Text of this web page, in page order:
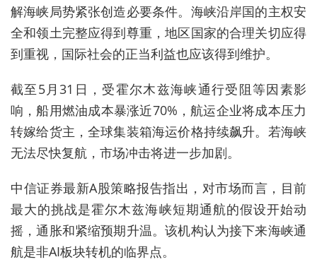
解海峡局势紧张创造必要条件。海峡沿岸国的主权安
全和领土完整应得到尊重，地区国家的合理关切应得
到重视，国际社会的正当利益也应该得到维护。
截至5月31日，受霍尔木兹海峡通行受阻等因素影
响，船用燃油成本暴涨近70%，航运企业将成本压力
转嫁给货主，全球集装箱海运价格持续飙升。若海峡
无法尽快复航，市场冲击将进一步加剧。
中信证券最新A股策略报告指出，对市场而言，目前
最大的挑战是霍尔木兹海峡短期通航的假设开始动
摇，通胀和紧缩预期升温。该机构认为接下来海峡通
航是非AI板块转机的临界点。